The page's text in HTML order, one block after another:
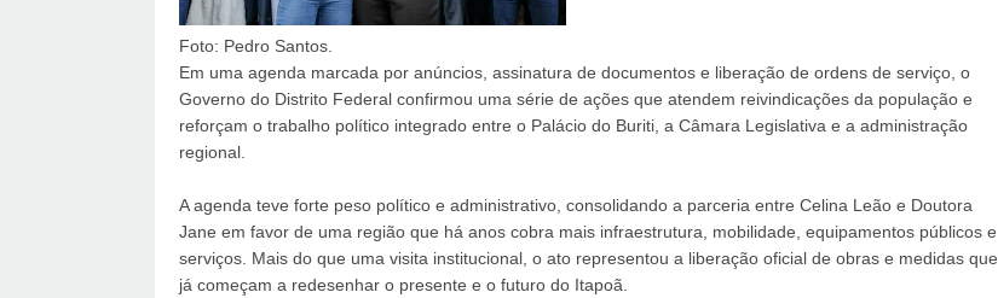
Foto: Pedro Santos.
Em uma agenda marcada por anúncios, assinatura de documentos e liberação de ordens de serviço, o
Governo do Distrito Federal confirmou uma série de ações que atendem reivindicações da população e
reforçam o trabalho político integrado entre o Palácio do Buriti, a Câmara Legislativa e a administração
regional.
A agenda teve forte peso político e administrativo, consolidando a parceria entre Celina Leão e Doutora
Jane em favor de uma região que há anos cobra mais infraestrutura, mobilidade, equipamentos públicos e
serviços. Mais do que uma visita institucional, o ato representou a liberação oficial de obras e medidas que
já começam a redesenhar o presente e o futuro do Itapoã.